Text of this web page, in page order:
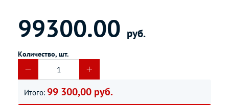
99300.00 руб.
Количество, шт.
Итого: 99 300,00 руб.